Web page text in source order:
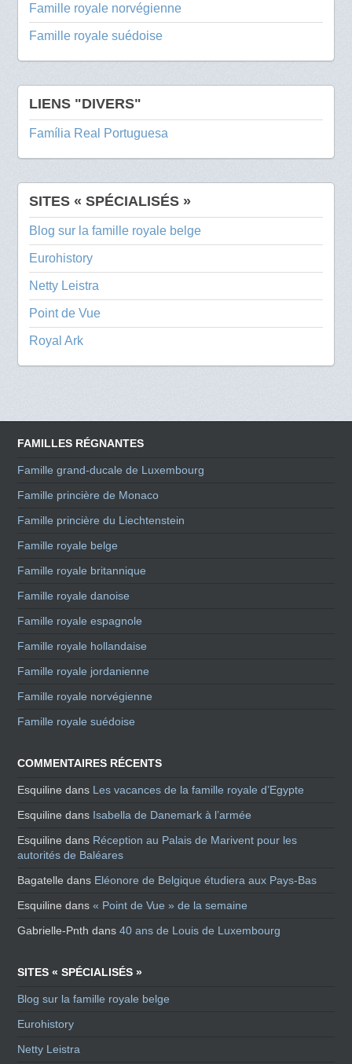
Famille royale norvégienne
Famille royale suédoise
LIENS "DIVERS"
Família Real Portuguesa
SITES « SPÉCIALISÉS »
Blog sur la famille royale belge
Eurohistory
Netty Leistra
Point de Vue
Royal Ark
FAMILLES RÉGNANTES
Famille grand-ducale de Luxembourg
Famille princière de Monaco
Famille princière du Liechtenstein
Famille royale belge
Famille royale britannique
Famille royale danoise
Famille royale espagnole
Famille royale hollandaise
Famille royale jordanienne
Famille royale norvégienne
Famille royale suédoise
COMMENTAIRES RÉCENTS
Esquiline dans Les vacances de la famille royale d’Egypte
Esquiline dans Isabella de Danemark à l’armée
Esquiline dans Réception au Palais de Marivent pour les
autorités de Baléares
Bagatelle dans Eléonore de Belgique étudiera aux Pays-Bas
Esquiline dans« Point de Vue » de la semaine
Gabrielle-Pnth dans40 ans de Louis de Luxembourg
SITES « SPÉCIALISÉS »
Blog sur la famille royale belge
Eurohistory
Netty Leistra